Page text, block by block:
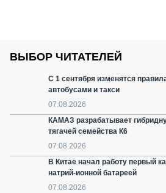
ВЫБОР ЧИТАТЕЛЕЙ
С 1 сентября изменятся
автобусами и такси
07.08.2026
КАМАЗ разрабатывает
тягачей семейства К6
07.08.2026
В Китае начал работу первый
натрий-ионной батареей
07.08.2026